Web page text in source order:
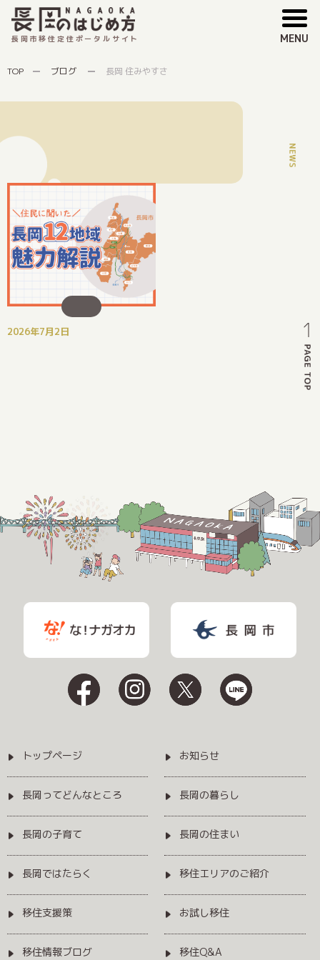
長岡市移住定住ポータルサイト MENU
TOP ブログ 長岡 住みやすさ
2026年7月2日
トップページ
長岡ってどんなところ
長岡の子育て
長岡ではたらく
移住支援策
移住情報ブログ
お知らせ
長岡の暮らし
長岡の住まい
移住エリアのご紹介
お試し移住
移住Q&A